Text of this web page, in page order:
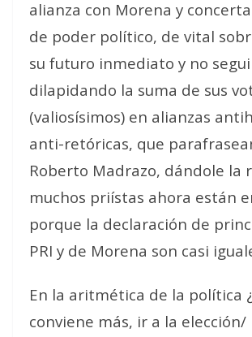
alianza con Morena y
de poder político, de vital
su futuro inmediato y no
dilapidando la suma de sus
(valiosísimos) en alianzas
anti-retóricas, que
Roberto Madrazo, dándole la
muchos priístas ahora están
porque la declaración de
PRI y de Morena son casi
En la aritmética de la política
conviene más, ir a la elección/